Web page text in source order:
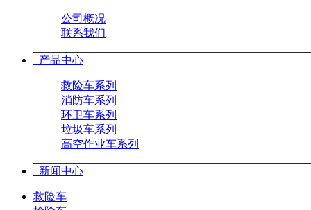
公司概况
联系我们
产品中心
救险车系列
消防车系列
环卫车系列
垃圾车系列
高空作业车系列
新闻中心
救险车